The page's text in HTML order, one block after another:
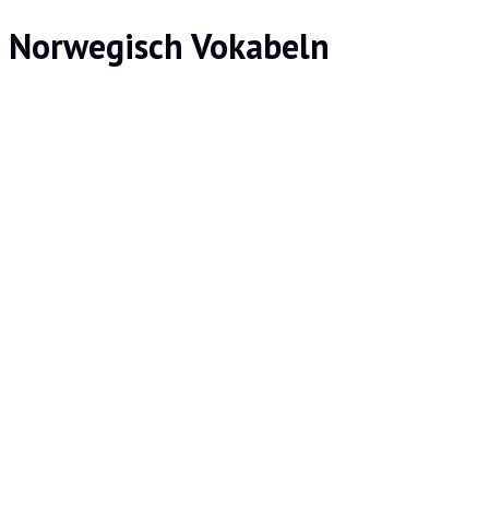
Norwegisch Vokabeln